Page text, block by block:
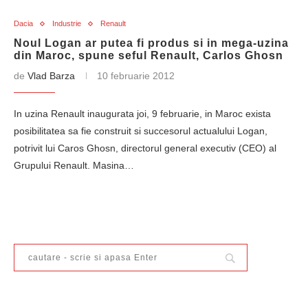
Dacia Industrie Renault
Noul Logan ar putea fi produs si in mega-uzina
din Maroc, spune seful Renault, Carlos Ghosn
de Vlad Barza 10 februarie 2012
In uzina Renault inaugurata joi, 9 februarie, in Maroc exista
posibilitatea sa fie construit si succesorul actualului Logan,
potrivit lui Caros Ghosn, directorul general executiv (CEO) al
Grupului Renault. Masina…